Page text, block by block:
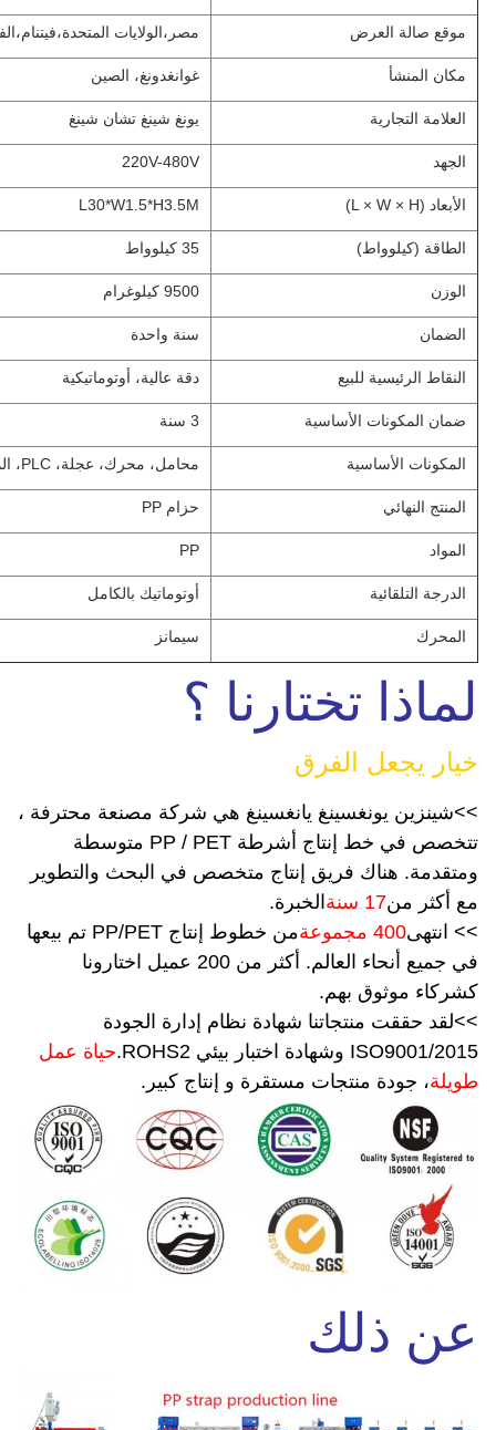
موقع صالة العرض مصر،الولايات
مكان المنشأ غوانغدونغ، الصين
العلامة التجارية يونغ شينغ تشان شينغ
الجهد 220V-480V
الأبعاد (L × W × H) L30*W1.5*H3.5M
الطاقة (كيلوواط) 35 كيلوواط
الوزن 9500 كيلوغرام
الضمان سنة واحدة
النقاط الرئيسية للبيع دقة عالية، أوتوماتيكية
ضمان المكونات الأساسية 3 سنة
المكونات الأساسية محامل، محرك، عجلة، PLC، المحرك، علبة التروس، المسمار
المنتج النهائي حزام PP
المواد PP
الدرجة التلقائية أوتوماتيك بالكامل
المحرك سيمانز
لماذا تختارنا ؟
خيار يجعل الفرق
>
>شينزين يونغسينغ يانغسينغ هي شركة مصنعة محترفة ،
تتخصص في خط إنتاج أشرطة PP / PET متوسطة
ومتقدمة. هناك فريق إنتاج متخصص في البحث والتطوير
مع أكثر من17 سنة
الخبرة.
>> انتهى400 مجموعة
من خطوط إنتاج PP/PET تم بيعها
في جميع أنحاء العالم. أكثر من 200 عميل اختارونا
كشركاء موثوق بهم.
>
>لقد حققت منتجاتنا شهادة نظام إدارة الجودة
ISO9001/2015 وشهادة اختبار بيئي ROHS2.
حياة عمل
طويلة، جودة منتجات مستقرة و إنتاج كبير.
عن ذلك